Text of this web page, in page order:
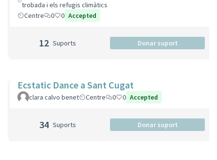
trobada i els refugis climàtics
Centre
0 0 Accepted
12 Suports Donar suport
Ecstatic Dance a Sant Cugat
clara calvo benet Centre 0 0 Accepted
34 Suports Donar suport